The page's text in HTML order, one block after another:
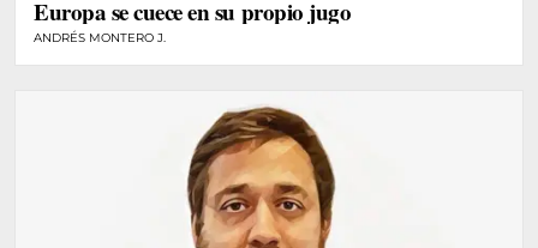
Europa se cuece en su propio jugo
ANDRÉS MONTERO J.